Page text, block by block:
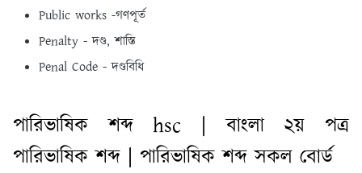
Public works -গণপূর্ত
Penalty - দণ্ড, শাস্তি
Penal Code - দণ্ডবিধি
পারিভাষিক শব্দ hsc | বাংলা ২য় পত্র
পারিভাষিক শব্দ | পারিভাষিক শব্দ সকল বোর্ড